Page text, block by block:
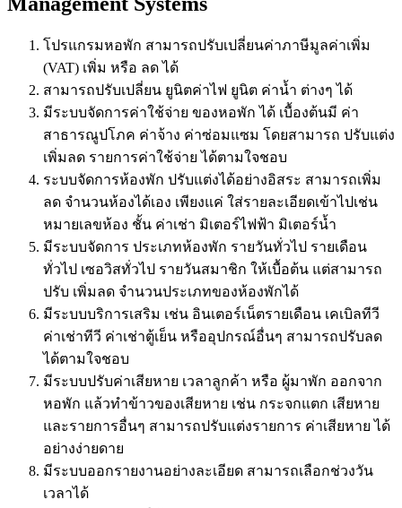
โปรแกรมหอพัก สามารถปรับเปลี่ยนค่าภาษีมูลค่าเพิ่ม
(VAT) เพิ่ม หรือ ลด ได้
สามารถปรับเปลี่ยน ยูนิตค่าไฟ ยูนิต ค่าน้ำ ต่างๆ ได้
มีระบบจัดการค่าใช้จ่าย ของหอพัก ได้ เบื้องต้นมี ค่า
สาธารณูปโภค ค่าจ้าง ค่าซ่อมแซม โดยสามารถ ปรับแต่ง
เพิ่มลด รายการค่าใช้จ่าย ได้ตามใจชอบ
ระบบจัดการห้องพัก ปรับแต่งได้อย่างอิสระ สามารถเพิ่ม
ลด จำนวนห้องได้เอง เพียงแค่ ใส่รายละเอียดเข้าไปเช่น
หมายเลขห้อง ชั้น ค่าเช่า มิเตอร์ไฟฟ้า มิเตอร์น้ำ
มีระบบจัดการ ประเภทห้องพัก รายวันทั่วไป รายเดือน
ทั่วไป เซอวิสทั่วไป รายวันสมาชิก ให้เบื้อต้น แต่สามารถ
ปรับ เพิ่มลด จำนวนประเภทของห้องพักได้
มีระบบบริการเสริม เช่น อินเตอร์เน็ตรายเดือน เคเบิลทีวี
ค่าเช่าทีวี ค่าเช่าตู้เย็น หรืออุปกรณ์อื่นๆ สามารถปรับลด
ได้ตามใจชอบ
มีระบบปรับค่าเสียหาย เวลาลูกค้า หรือ ผู้มาพัก ออกจาก
หอพัก แล้วทำข้าวของเสียหาย เช่น กระจกแตก เสียหาย
และรายการอื่นๆ สามารถปรับแต่งรายการ ค่าเสียหาย ได้
อย่างง่ายดาย
มีระบบออกรายงานอย่างละเอียด สามารถเลือกช่วงวัน
เวลาได้